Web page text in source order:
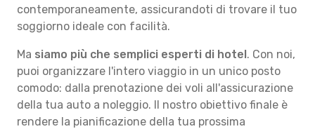
contemporaneamente, assicurandoti di trovare il tuo
soggiorno ideale con facilità.
Ma siamo più che semplici esperti di hotel. Con noi,
puoi organizzare l'intero viaggio in un unico posto
comodo: dalla prenotazione dei voli all'assicurazione
della tua auto a noleggio. Il nostro obiettivo finale è
rendere la pianificazione della tua prossima